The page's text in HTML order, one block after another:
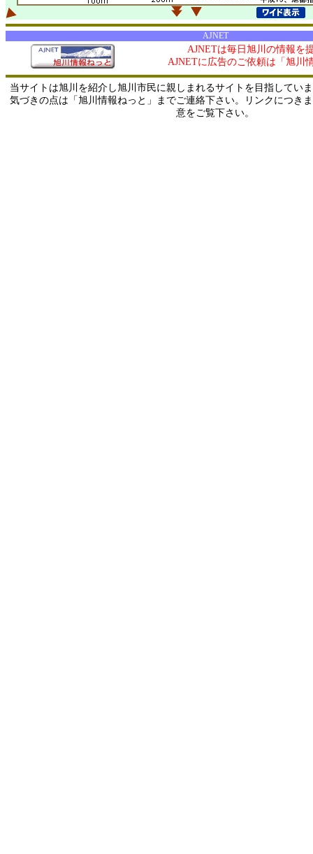
AJNET
AJNETは毎日旭川の情報を
AJNETに広告のご依頼は「旭川
当サイトは旭川を紹介し旭川市民に親しまれるサイトを目指してい
気づきの点は「旭川情報ねっと」までご連絡下さい。リンクにつき
意をご覧下さい。